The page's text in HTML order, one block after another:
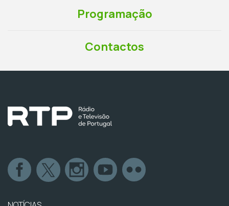
Programação
Contactos